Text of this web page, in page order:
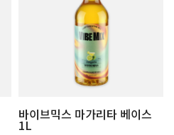
바이브믹스 마가리타 베이스
1L